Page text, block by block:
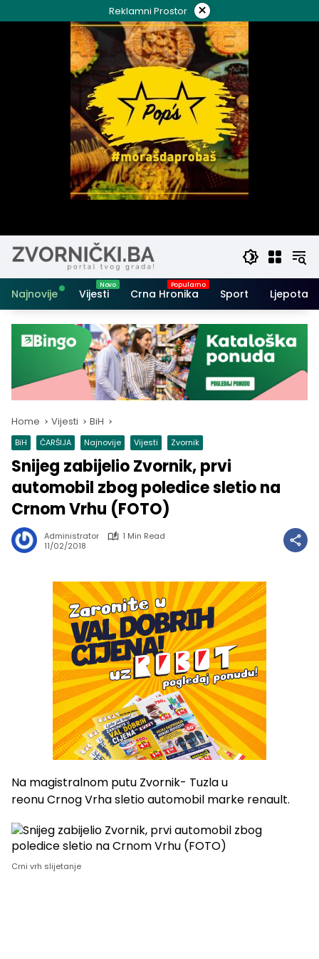
to
Reklamni Prostor ×
Najnovije Vijesti Crna Hronika Sport Ljepota i
Home Vijesti BiH
BiH ČARŠIJA Najnovije Vijesti Zvornik
Snijeg zabijelio Zvornik, prvi
automobil zbog poledice sletio na
Crnom Vrhu (FOTO)
Administrator
1 Min Read
11/02/2018
Na magistralnom putu Zvornik- Tuzla u
reonu Crnog Vrha sletio automobil marke renault.
Crni vrh slijetanje